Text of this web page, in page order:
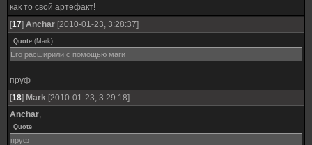
как то свой артефакт!
[17] Anchar [2010-01-23, 3:28:37]
Quote (Mark)
Его расширили с помощью маги
пруф
[18] Mark [2010-01-23, 3:29:18]
Anchar,
Quote
пруф